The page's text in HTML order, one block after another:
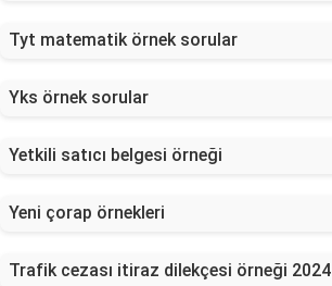
Tyt matematik örnek sorular
Yks örnek sorular
Yetkili satıcı belgesi örneği
Yeni çorap örnekleri
Trafik cezası itiraz dilekçesi örneği 2024